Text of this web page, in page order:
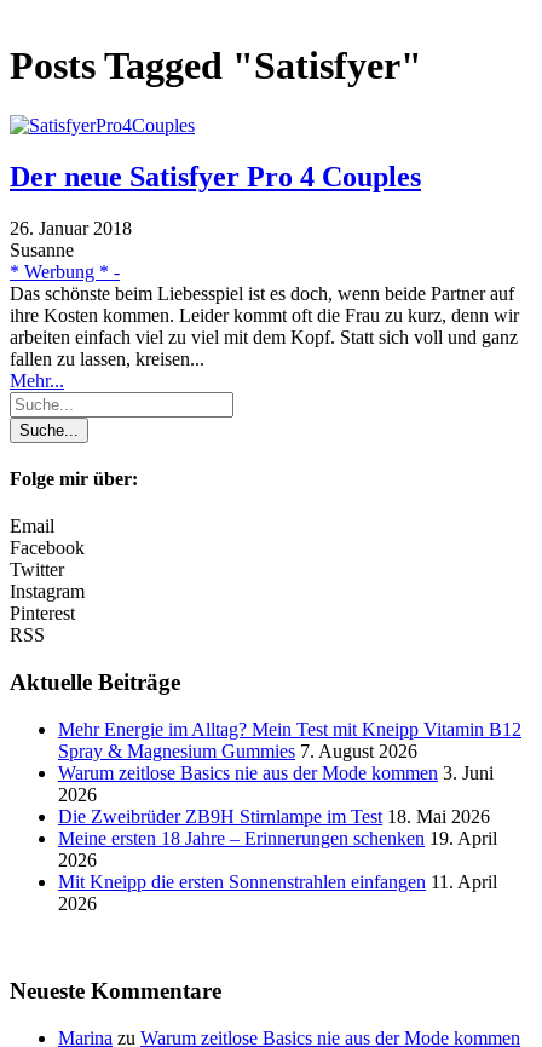
Posts Tagged "Satisfyer"
Der neue Satisfyer Pro 4 Couples
26. Januar 2018
Susanne
* Werbung * -
Das schönste beim Liebesspiel ist es doch, wenn beide Partner auf
ihre Kosten kommen. Leider kommt oft die Frau zu kurz, denn wir
arbeiten einfach viel zu viel mit dem Kopf. Statt sich voll und ganz
fallen zu lassen, kreisen...
Mehr...
Folge mir über:
Email
Facebook
Twitter
Instagram
Pinterest
RSS
Aktuelle Beiträge
Mehr Energie im Alltag? Mein Test mit Kneipp Vitamin B12
Spray & Magnesium Gummies 7. August 2026
Warum zeitlose Basics nie aus der Mode kommen 3. Juni
2026
Die Zweibrüder ZB9H Stirnlampe im Test 18. Mai 2026
Meine ersten 18 Jahre – Erinnerungen schenken 19. April
2026
Mit Kneipp die ersten Sonnenstrahlen einfangen 11. April
2026
Neueste Kommentare
Marina zu Warum zeitlose Basics nie aus der Mode kommen